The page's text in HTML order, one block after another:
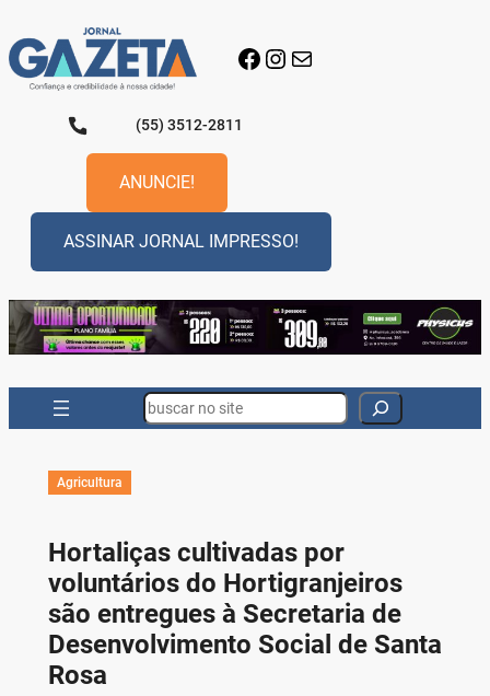
para
o
conteúdo
Facebook
Instagram
E-mail
(55) 3512-2811
ANUNCIE!
ASSINAR JORNAL IMPRESSO!
Search
Agricultura
Hortaliças cultivadas por
voluntários do Hortigranjeiros
são entregues à Secretaria de
Desenvolvimento Social de Santa
Rosa